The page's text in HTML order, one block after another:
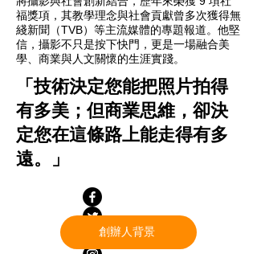
福獎項，其教學理念與社會貢獻曾多次獲得無
綫新聞（TVB）等主流媒體的專題報道。他堅
信，攝影不只是按下快門，更是一場融合美
學、商業與人文關懷的生涯實踐。
「技術決定您能把照片拍得
有多美；但商業思維，卻決
定您在這條路上能走得有多
遠。」
創辦人背景